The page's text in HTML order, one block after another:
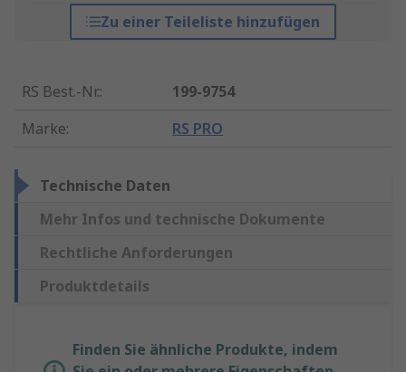
Zu einer Teileliste hinzufügen
RS Best.-Nr.:
199-9754
Marke: RS PRO
Technische Daten
Mehr Infos und technische Dokumente
Rechtliche Anforderungen
Produktdetails
Finden Sie ähnliche Produkte, indem